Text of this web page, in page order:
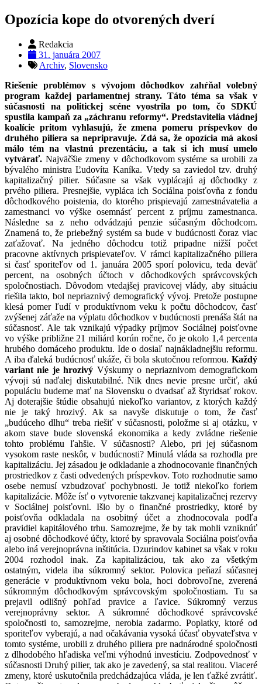
Opozícia kope do otvorených dverí
Redakcia
31. januára 2007
Archiv, Slovensko
Riešenie problémov s vývojom dôchodkov zahŕňal volebný
program každej parlamentnej strany. Táto téma sa však v
súčasnosti na politickej scéne vyostrila po tom, čo SDKÚ
spustila kampaň za „záchranu reformy“. Predstavitelia vládnej
koalície pritom vyhlasujú, že zmena pomeru príspevkov do
druhého piliera sa nepripravuje. Zdá sa, že opozícia má akosi
málo tém na vlastnú prezentáciu, a tak si ich musí umelo
vytvárať. Najväčšie zmeny v dôchodkovom systéme sa urobili za
bývalého ministra Ľudovíta Kaníka. Vtedy sa zaviedol tzv. druhý
kapitalizačný pilier. Súčasne sa však vyplácajú aj dôchodky z
prvého piliera. Presnejšie, vypláca ich Sociálna poisťovňa z fondu
dôchodkového poistenia, do ktorého prispievajú zamestnávatelia a
zamestnanci vo výške osemnásť percent z príjmu zamestnanca.
Následne sa z neho odvádzajú penzie súčasným dôchodcom.
Znamená to, že priebežný systém sa bude v budúcnosti čoraz viac
zaťažovať. Na jedného dôchodcu totiž pripadne nižší počet
pracovne aktívnych prispievateľov. V rámci kapitalizačného piliera
si časť sporiteľov od 1. januára 2005 sporí polovicu, teda deväť
percent, na osobných účtoch v dôchodkových správcovských
spoločnostiach. Dôvodom vtedajšej pravicovej vlády, aby situáciu
riešila takto, bol nepriaznivý demografický vývoj. Pretože postupne
klesá pomer ľudí v produktívnom veku k počtu dôchodcov, časť
zvýšenej záťaže na výplatu dôchodkov v budúcnosti prenáša štát na
súčasnosť. Ale tak vznikajú výpadky príjmov Sociálnej poisťovne
vo výške približne 21 miliárd korún ročne, čo je okolo 1,4 percenta
hrubého domáceho produktu. Ide o dosiaľ najnákladnejšiu reformu.
A iba ďaleká budúcnosť ukáže, či bola skutočnou reformou. Každý
variant nie je hrozivý Výskumy o nepriaznivom demografickom
vývoji sú naďalej diskutabilné. Nik dnes nevie presne určiť, akú
populáciu budeme mať na Slovensku o dvadsať až štyridsať rokov.
Aj doterajšie štúdie obsahujú niekoľko variantov, z ktorých každý
nie je taký hrozivý. Ak sa navyše diskutuje o tom, že časť
„budúceho dlhu“ treba riešiť v súčasnosti, položme si aj otázku, v
akom stave bude slovenská ekonomika a kedy zvládne riešenie
tohto problému ľahšie. V súčasnosti? Alebo, pri jej súčasnom
vysokom raste neskôr, v budúcnosti? Minulá vláda sa rozhodla pre
kapitalizáciu. Jej zásadou je odkladanie a zhodnocovanie finančných
prostriedkov z časti odvedených príspevkov. Toto rozhodnutie samo
osebe nemusí vzbudzovať pochybnosti. Je totiž niekoľko foriem
kapitalizácie. Môže ísť o vytvorenie takzvanej kapitalizačnej rezervy
v Sociálnej poisťovni. Išlo by o finančné prostriedky, ktoré by
poisťovňa odkladala na osobitný účet a zhodnocovala podľa
pravidiel kapitálového trhu. Samozrejme, že by tak mohli vzniknúť
aj osobné dôchodkové účty, ktoré by spravovala Sociálna poisťovňa
alebo iná verejnoprávna inštitúcia. Dzurindov kabinet sa však v roku
2004 rozhodol inak. Za kapitalizáciou, tak ako za všetkým
ostatným, videla iba súkromný sektor. Polovica peňazí súčasnej
generácie v produktívnom veku bola, hoci dobrovoľne, zverená
súkromným dôchodkovým správcovským spoločnostiam. Tu sa
prejavil odlišný pohľad pravice a ľavice. Súkromný verzus
verejnoprávny sektor. A súkromné dôchodkové správcovské
spoločnosti to, samozrejme, nerobia zadarmo. Poplatky, ktoré od
sporiteľov vyberajú, a nad očakávania vysoká účasť obyvateľstva v
tomto systéme, urobili z druhého piliera pre nadnárodné spoločnosti
z dlhodobého hľadiska veľmi výhodnú investíciu. Zodpovednosť v
súčasnosti Druhý pilier, tak ako je zavedený, sa stal realitou. Viaceré
zmeny, ktoré uskutočnila predchádzajúca vláda, je len ťažké zvrátiť.